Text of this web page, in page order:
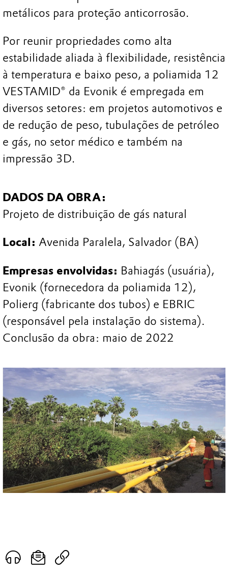
metálicos para proteção anticorrosão.
Por reunir propriedades como alta
estabilidade aliada à flexibilidade, resistência
à temperatura e baixo peso, a poliamida 12
VESTAMID® da Evonik é empregada em
diversos setores: em projetos automotivos e
de redução de peso, tubulações de petróleo
e gás, no setor médico e também na
impressão 3D.
DADOS DA OBRA:
Projeto de distribuição de gás natural
Local: Avenida Paralela, Salvador (BA)
Empresas envolvidas: Bahiagás (usuária),
Evonik (fornecedora da poliamida 12),
Polierg (fabricante dos tubos) e EBRIC
(responsável pela instalação do sistema).
Conclusão da obra: maio de 2022